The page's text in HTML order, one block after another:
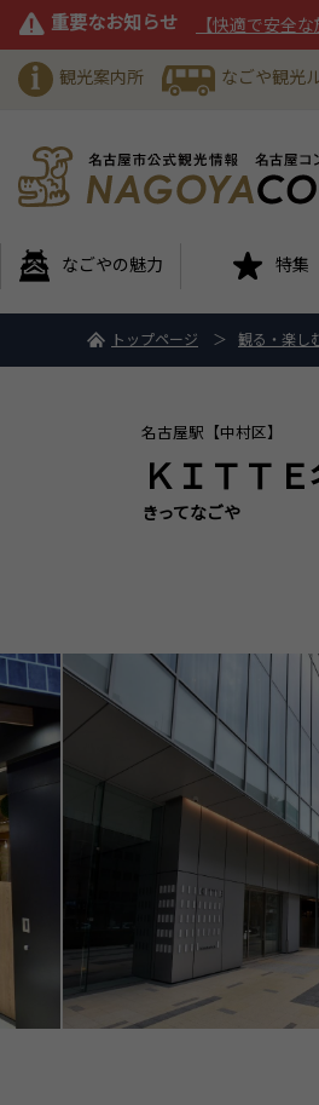
重要なお知らせ 【快適で安全
観光案内所 なごや観光
なごやの魅力 特集
トップページ 観る・楽し
名古屋駅【中村区】
ＫＩＴＴ
きってなごや